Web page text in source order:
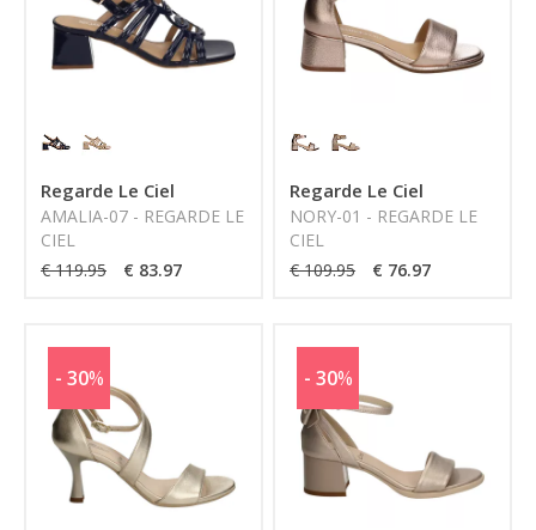
Regarde Le Ciel
AMALIA-07 - REGARDE LE
CIEL
€ 119.95
€ 83.97
Regarde Le Ciel
NORY-01 - REGARDE LE
CIEL
€ 109.95
€ 76.97
- 30% - 30%